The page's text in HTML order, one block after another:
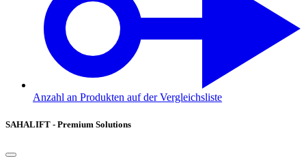
Anzahl an Produkten auf der Vergleichsliste
SAHALIFT - Premium Solutions